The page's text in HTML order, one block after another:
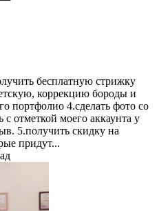
бесплатную стрижку
коррекцию бороды и
портфолио 4.сделать фото со
отметкой моего аккаунта у
5.получить скидку на
придут...